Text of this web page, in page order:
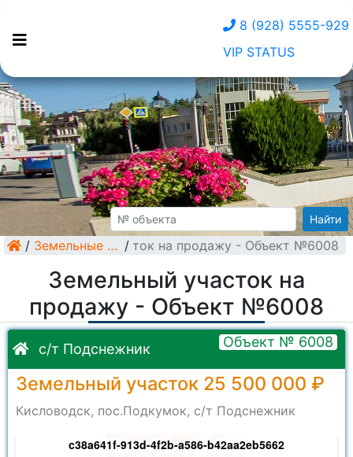
8 (928) 5555-929
VIP STATUS
Найти
/ Земельные участки /
Земельный участок на продажу - Объект №6008
Земельный участок на
продажу - Объект №6008
с/т Подснежник Объект № 6008
Земельный участок 25 500 000 ₽
Кисловодск, пос.Подкумок, с/т Подснежник
c38a641f-913d-4f2b-a586-b42aa2eb5662